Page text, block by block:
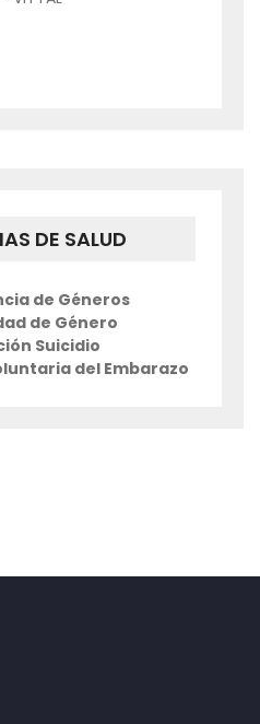
DE SALUD
de Géneros
de Género
Suicidio
del Embarazo